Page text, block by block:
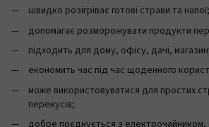
швидко розігріває готові страви та напої;
допомагає розморожувати продукти
підходить для дому, офісу, дачі,
економить час під час щоденного
може використовуватися для простих
перекусів;